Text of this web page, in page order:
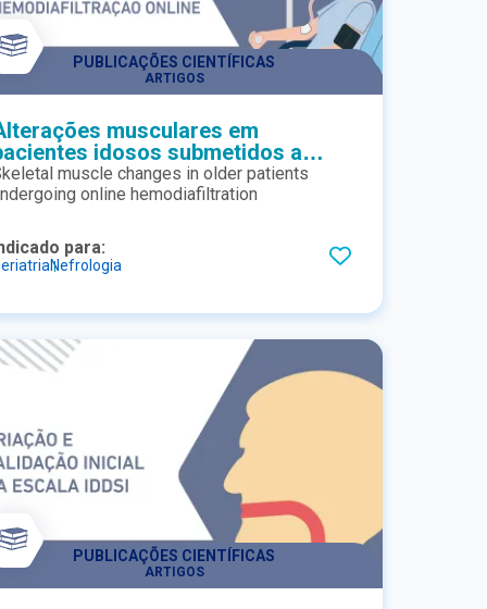
PUBLICAÇÕES CIENTÍFICAS
ARTIGOS
musculares em
idosos submetidos a
online
muscle changes in older patients
online hemodiafiltration
para:
Nefrologia
PUBLICAÇÕES CIENTÍFICAS
ARTIGOS